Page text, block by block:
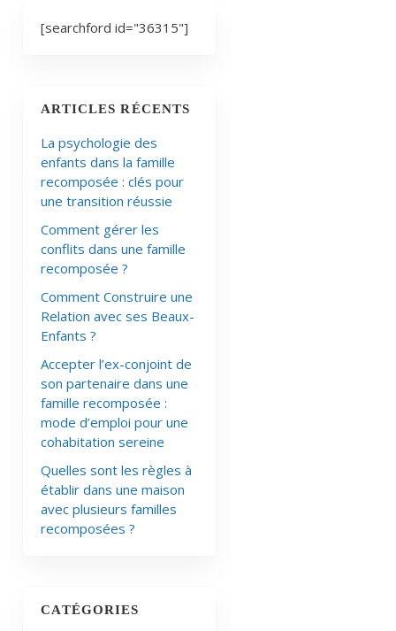
[searchford id="36315"]
ARTICLES RÉCENTS
La psychologie des
enfants dans la famille
recomposée : clés pour
une transition réussie
Comment gérer les
conflits dans une famille
recomposée ?
Comment Construire une
Relation avec ses Beaux-
Enfants ?
Accepter l’ex-conjoint de
son partenaire dans une
famille recomposée :
mode d’emploi pour une
cohabitation sereine
Quelles sont les règles à
établir dans une maison
avec plusieurs familles
recomposées ?
CATÉGORIES